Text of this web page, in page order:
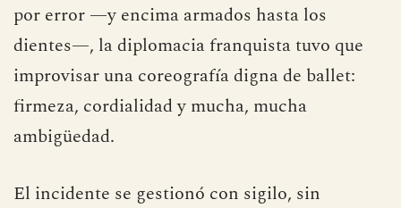
por error —y encima armados hasta los
dientes—, la diplomacia franquista tuvo que
improvisar una coreografía digna de ballet:
firmeza, cordialidad y mucha, mucha
ambigüedad.
El incidente se gestionó con sigilo, sin